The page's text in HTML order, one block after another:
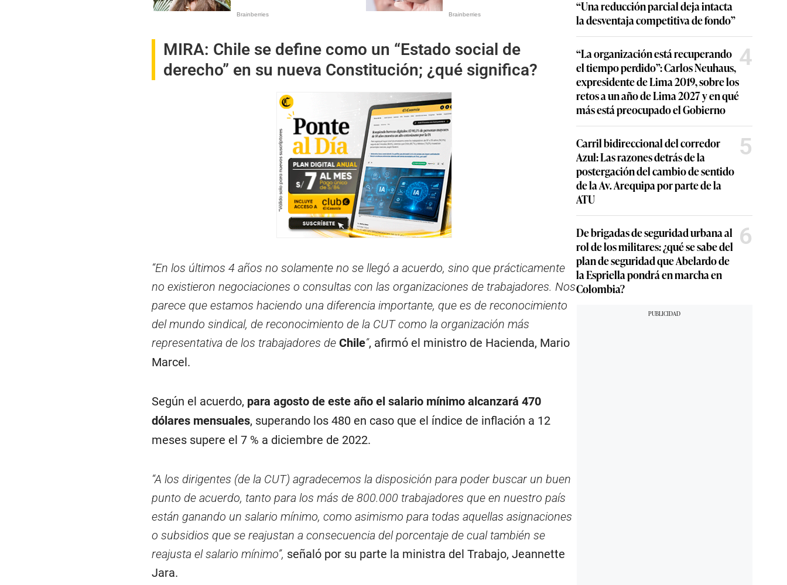
MIRA: Chile se define como un “Estado social de
derecho” en su nueva Constitución; ¿qué significa?
“En los últimos 4 años no solamente no se llegó a acuerdo, sino que prácticamente
no existieron negociaciones o consultas con las organizaciones de trabajadores. Nos
parece que estamos haciendo una diferencia importante, que es de reconocimiento
del mundo sindical, de reconocimiento de la CUT como la organización más
representativa de los trabajadores de Chile”, afirmó el ministro de Hacienda, Mario
Marcel.
Según el acuerdo, para agosto de este año el salario mínimo alcanzará 470
dólares mensuales, superando los 480 en caso que el índice de inflación a 12
meses supere el 7 % a diciembre de 2022.
“A los dirigentes (de la CUT) agradecemos la disposición para poder buscar un buen
punto de acuerdo, tanto para los más de 800.000 trabajadores que en nuestro país
están ganando un salario mínimo, como asimismo para todas aquellas asignaciones
o subsidios que se reajustan a consecuencia del porcentaje de cual también se
reajusta el salario mínimo”, señaló por su parte la ministra del Trabajo, Jeannette
Jara.
“Una reducción parcial deja intacta
la desventaja competitiva de fondo”
“La organización está recuperando
el tiempo perdido”: Carlos Neuhaus,
expresidente de Lima 2019, sobre los
retos a un año de Lima 2027 y en qué
más está preocupado el Gobierno
4
Carril bidireccional del corredor
Azul: Las razones detrás de la
postergación del cambio de sentido
de la Av. Arequipa por parte de la
ATU
5
De brigadas de seguridad urbana al
rol de los militares: ¿qué se sabe del
plan de seguridad que Abelardo de
la Espriella pondrá en marcha en
Colombia?
6